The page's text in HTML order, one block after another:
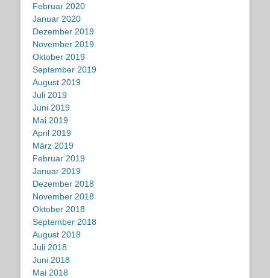
Februar 2020
Januar 2020
Dezember 2019
November 2019
Oktober 2019
September 2019
August 2019
Juli 2019
Juni 2019
Mai 2019
April 2019
März 2019
Februar 2019
Januar 2019
Dezember 2018
November 2018
Oktober 2018
September 2018
August 2018
Juli 2018
Juni 2018
Mai 2018